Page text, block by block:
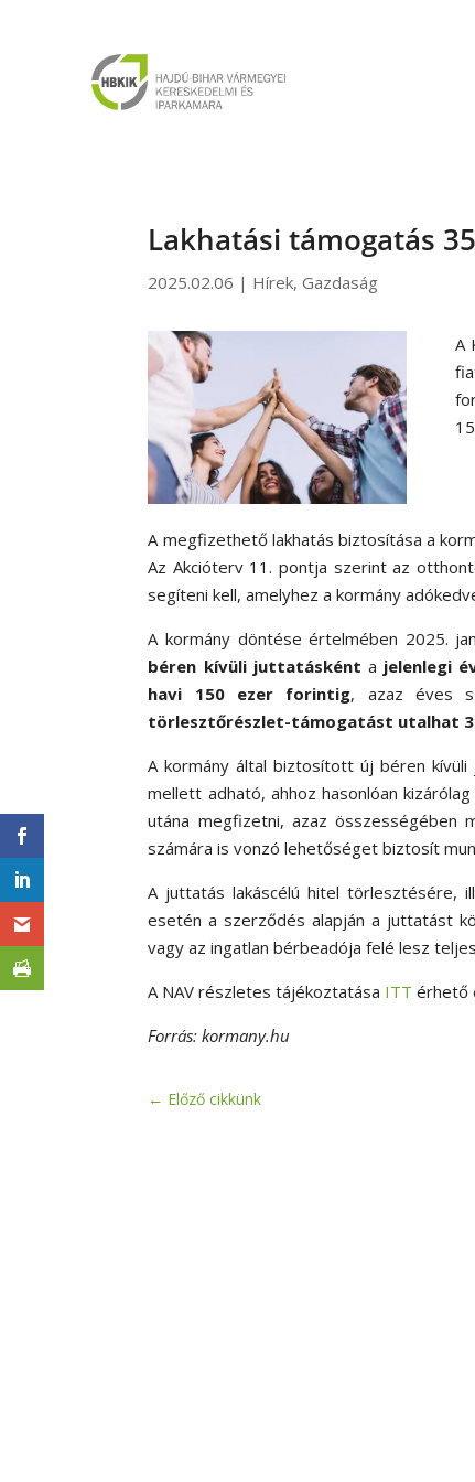
Lakhatási támogatás
2025.02.06 | Hírek,Gazdaság
A
A megfizethető lakhatás biztosítása a
Az Akcióterv 11. pontja szerint az
segíteni kell, amelyhez a kormány
A kormány döntése értelmében 2025.
béren kívüli juttatásként a jelenlegi
havi 150 ezer forintig, azaz éves
törlesztőrészlet-támogatást utalhat
A kormány által biztosított új béren kívüli
mellett adható, ahhoz hasonlóan
utána megfizetni, azaz összességében
számára is vonzó lehetőséget biztosít
A juttatás lakáscélú hitel törlesztésére,
esetén a szerződés alapján a juttatást
vagy az ingatlan bérbeadója felé lesz
A NAV részletes tájékoztatása ITT érhető
Forrás: kormany.hu
← Előző cikkünk